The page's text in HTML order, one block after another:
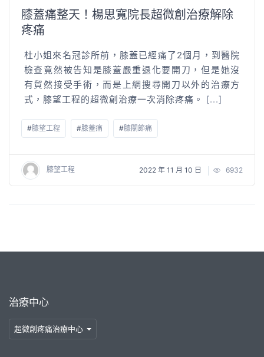
膝蓋痛整天！楊思寬院長超微創治療解除
疼痛
杜小姐來名冠診所前，膝蓋已經痛了2個月，到醫院
檢查竟然被告知是膝蓋嚴重退化要開刀，但是她沒
有貿然接受手術，而是上網搜尋開刀以外的治療方
式，膝望工程的超微創治療一次消除疼痛。
[...]
#膝望工程 #膝蓋痛 #膝關節痛
膝望工程 2022 年 11 月 10 日 6932
治療中心
超微創疼痛治療中心